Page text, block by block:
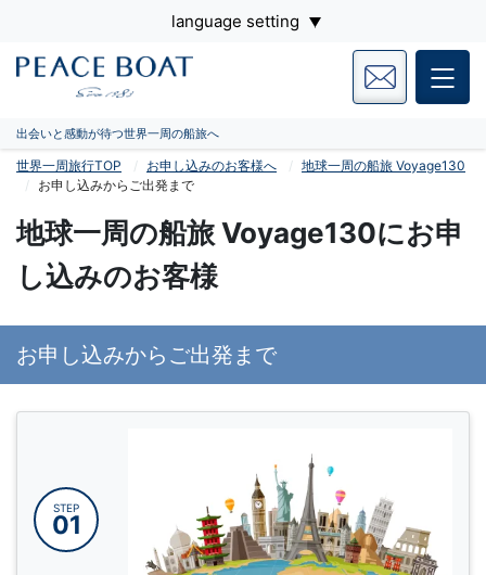
language setting
出会いと感動が待つ世界一周の船旅へ
世界一周旅行TOP お申し込みのお客様へ
地球一周の船旅 Voyage130
お申し込みからご出発まで
地球一周の船旅 Voyage130にお申
し込みのお客様
お申し込みからご出発まで
STEP
01